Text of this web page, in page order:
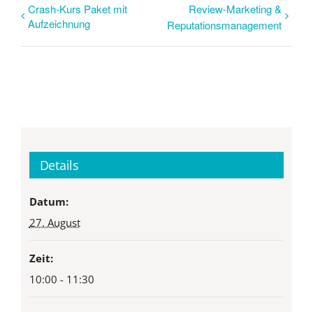
Crash-Kurs Paket mit
Aufzeichnung
Review-Marketing &
Reputationsmanagement
Details
Datum:
27. August
Zeit:
10:00 - 11:30